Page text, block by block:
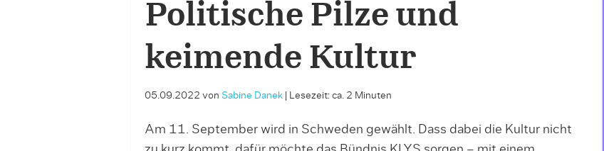
Politische Pilze und
keimende Kultur
05.09.2022 von Sabine Danek| Lesezeit: ca. 2 Minuten
Am 11. September wird in Schweden gewählt. Dass dabei die Kultur nicht